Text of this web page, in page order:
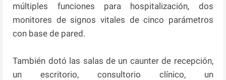
múltiples funciones para hospitalización, dos
monitores de signos vitales de cinco parámetros
con base de pared.
También dotó las salas de un caunter de recepción,
un escritorio, consultorio clínico, un